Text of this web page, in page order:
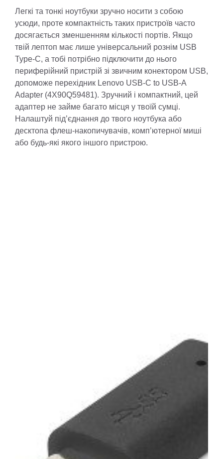
Легкі та тонкі ноутбуки зручно носити з собою
усюди, проте компактність таких пристроїв часто
досягається зменшенням кількості портів. Якщо
твій лептоп має лише універсальний рознім USB
Type-C, а тобі потрібно підключити до нього
периферійний пристрій зі звичним конектором USB,
допоможе перехідник Lenovo USB-C to USB-A
Adapter (4X90Q59481). Зручний і компактний, цей
адаптер не займе багато місця у твоїй сумці.
Налаштуй під’єднання до твого ноутбука або
десктопа флеш-накопичувачів, комп’ютерної миші
або будь-які якого іншого пристрою.